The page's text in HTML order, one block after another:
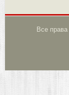
Все